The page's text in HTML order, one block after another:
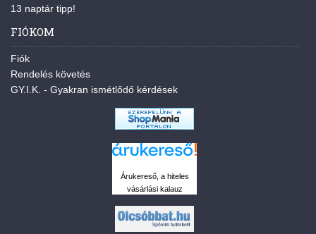
13 naptár tipp!
FIÓKOM
Fiók
Rendelés követés
GY.I.K. - Gyakran ismétlődő kérdések
Árukereső, a hiteles
vásárlási kalauz